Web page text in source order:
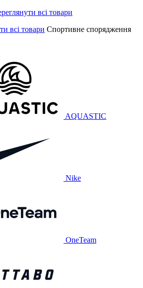
всі товари Спортивне спорядження
AQUASTIC
Nike
OneTeam